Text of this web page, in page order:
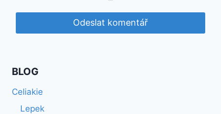
BLOG
Celiakie
Lepek